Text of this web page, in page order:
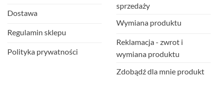
Dostawa
Regulamin sklepu
Polityka prywatności
sprzedaży
Wymiana produktu
Reklamacja - zwrot i
wymiana produktu
Zdobądź dla mnie produkt